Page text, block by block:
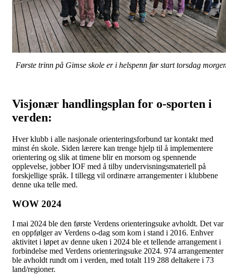
Første trinn på Gimse skole er i helspenn før start torsdag
Visjonær handlingsplan for o-sporten i
verden:
Hver klubb i alle nasjonale orienteringsforbund tar kontakt med
minst én skole. Siden lærere kan trenge hjelp til å implementere
orientering og slik at timene blir en morsom og spennende
opplevelse, jobber IOF med å tilby undervisningsmateriell på
forskjellige språk. I tillegg vil ordinære arrangementer i klubbene
denne uka telle med.
WOW 2024
I mai 2024 ble den første Verdens orienteringsuke avholdt. Det var
en oppfølger av Verdens o-dag som kom i stand i 2016. Enhver
aktivitet i løpet av denne uken i 2024 ble et tellende arrangement i
forbindelse med Verdens orienteringsuke 2024. 974 arrangementer
ble avholdt rundt om i verden, med totalt 119 288 deltakere i 73
land/regioner.